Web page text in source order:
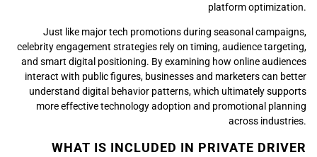
platform optimization.
Just like major tech promotions during seasonal campaigns,
celebrity engagement strategies rely on timing, audience targeting,
and smart digital positioning. By examining how online audiences
interact with public figures, businesses and marketers can better
understand digital behavior patterns, which ultimately supports
more effective technology adoption and promotional planning
across industries.
WHAT IS INCLUDED IN PRIVATE DRIVER